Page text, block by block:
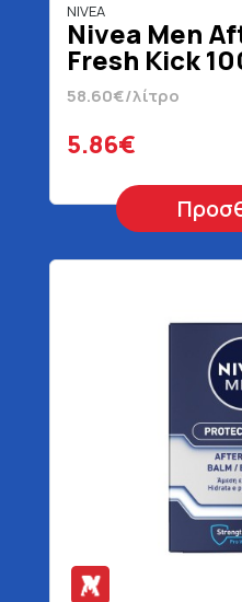
NIVEA
Nivea Men
Fresh Kick
58.60€/λίτρο
5.86€